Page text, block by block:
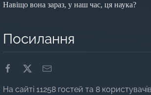
Навіщо вона зараз, у наш час, ця наука?
Посилання
На сайті 11258 гостей та 8 користувачів